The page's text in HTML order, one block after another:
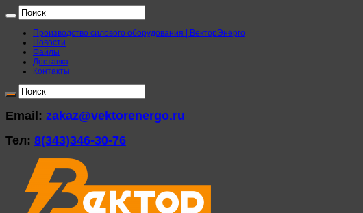
Производство силового оборудования | ВекторЭнерго
Новости
Файлы
Доставка
Контакты
Email: zakaz@vektorenergo.ru
Тел: 8(343)346-30-76